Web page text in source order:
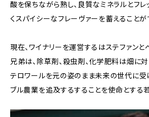
酸を保ちながら熟し、良質なミネラルとフ
くスパイシーなフレーヴァーを蓄えることが
現在、ワイナリーを運営するはステファン
兄弟は、除草剤、殺虫剤、化学肥料は畑に
テロワールを元の姿のまま未来の世代に受
ブル農業を追及するすることを使命とする